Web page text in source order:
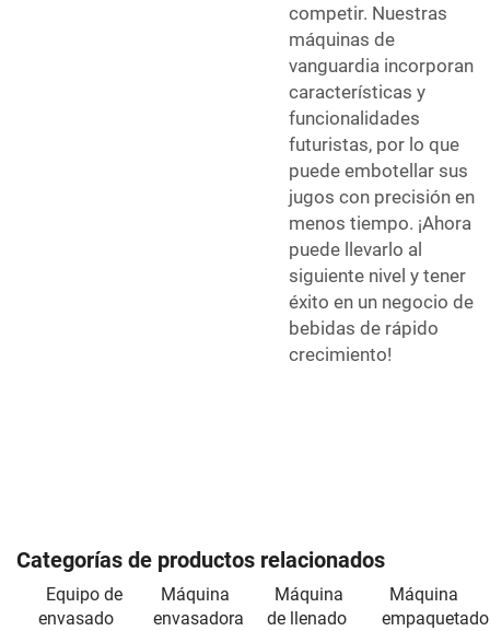
competir. Nuestras
máquinas de
vanguardia incorporan
características y
funcionalidades
futuristas, por lo que
puede embotellar sus
jugos con precisión en
menos tiempo. ¡Ahora
puede llevarlo al
siguiente nivel y tener
éxito en un negocio de
bebidas de rápido
crecimiento!
Categorías de productos relacionados
Equipo de
envasado
Máquina
envasadora
Máquina
de llenado
Máquina